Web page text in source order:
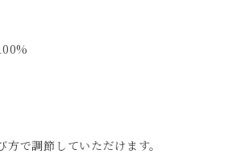
方で調節していただけます。